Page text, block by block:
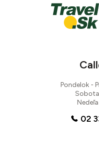
95 %
5 recenzií
Pondelok -
02